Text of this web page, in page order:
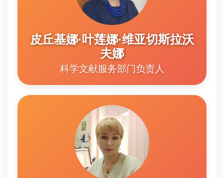
皮丘基娜·叶莲娜·维亚切斯拉沃
夫娜
科学文献服务部门负责人